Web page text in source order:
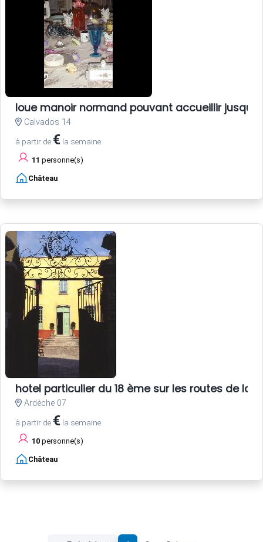
loue manoir normand pouvant accueillir
Calvados 14
à partir de € la semaine
11 personne(s)
Château
hotel particulier du 18 ème sur les routes de la
Ardèche 07
à partir de € la semaine
10 personne(s)
Château